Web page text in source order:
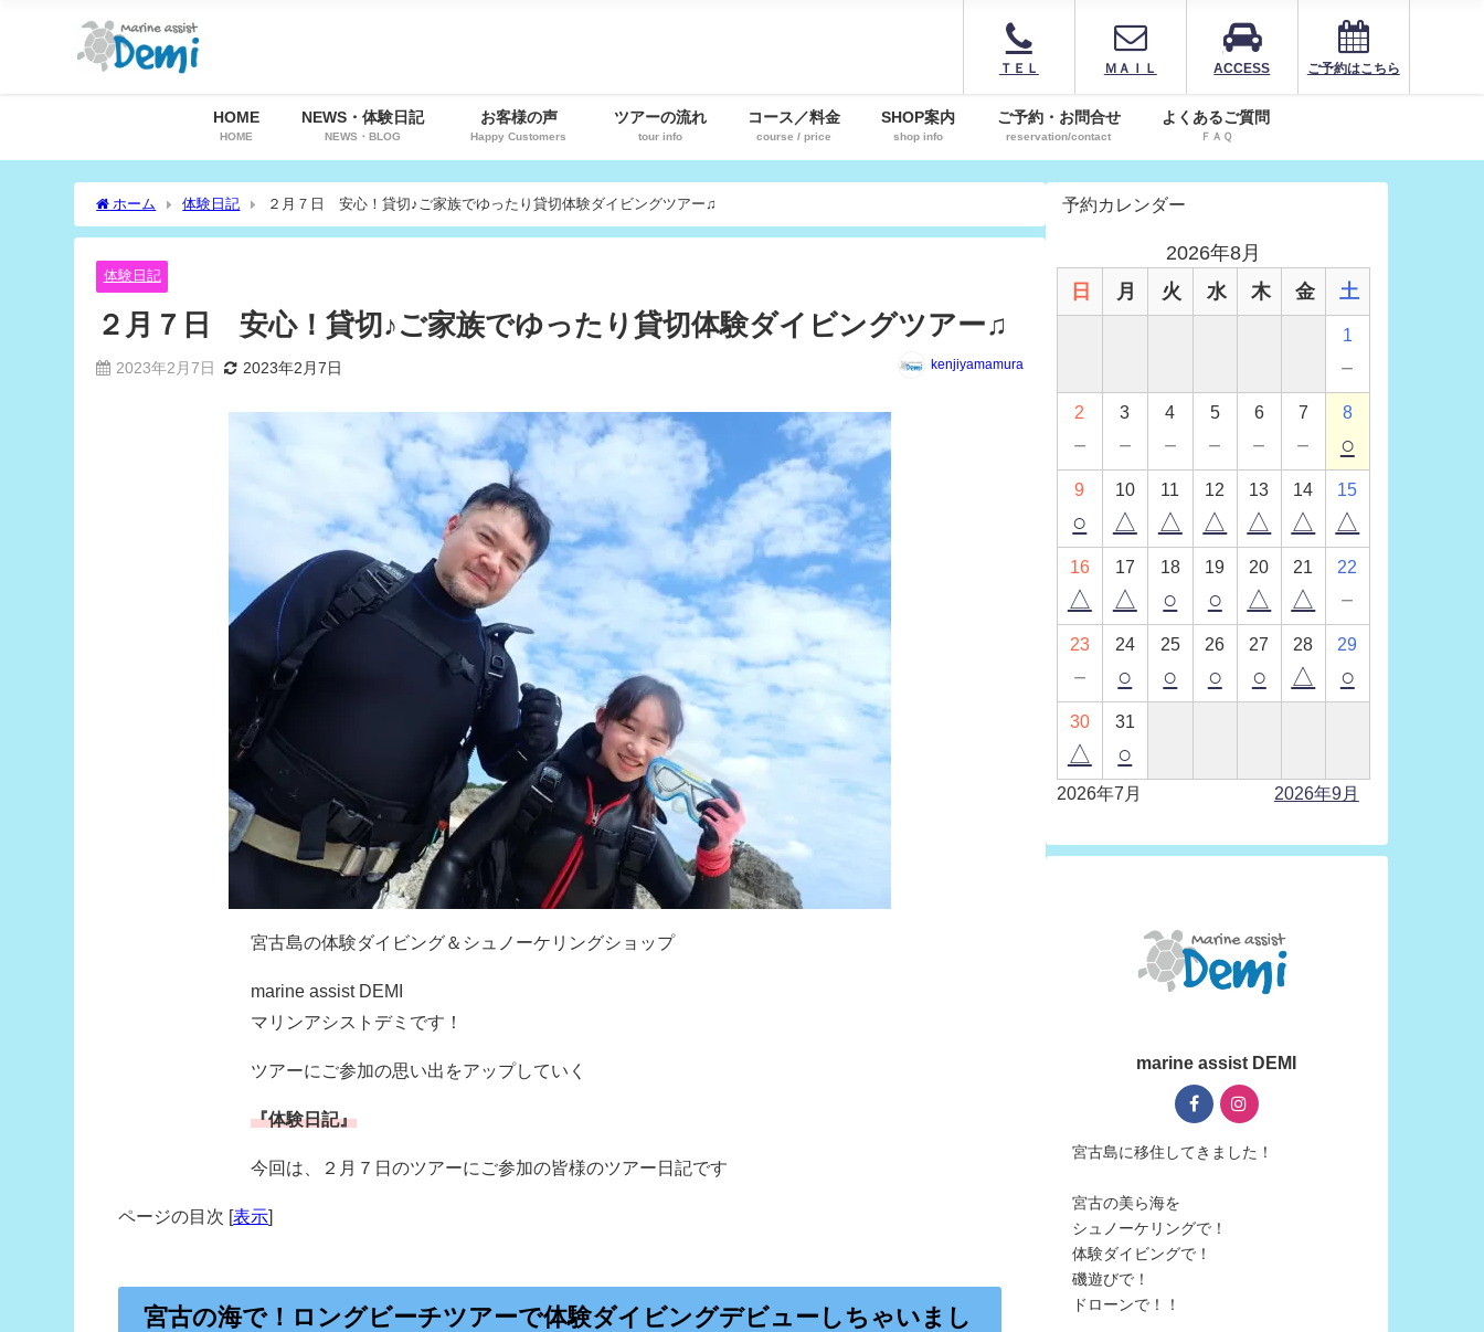
ＴＥＬ ＭＡＩＬ ACCESS ご予約はこちら
HOME
HOME
NEWS・体験日記
NEWS・BLOG
お客様の声
Happy Customers
ツアーの流れ
tour info
コース／料金
course / price
SHOP案内
shop info
ご予約・お問合せ
reservation/contact
よくあるご質問
ＦＡＱ
ホーム 体験日記 ２月７日 安心！貸切♪ご家族でゆったり貸切体験ダイビングツアー♫
体験日記
２月７日 安心！貸切♪ご家族でゆったり貸切体験ダイビングツアー♫
2023年2月7日 2023年2月7日 kenjiyamamura
宮古島の体験ダイビング＆シュノーケリングショップ
marine assist DEMI
マリンアシストデミです！
ツアーにご参加の思い出をアップしていく
『体験日記』
今回は、２月７日のツアーにご参加の皆様のツアー日記です
ページの目次 [表示]
宮古の海で！ロングビーチツアーで体験ダイビングデビューしちゃいまし
予約カレンダー
2026年8月
日
月 火 水 木 金 土
1
－
2
－
3
－
4
－
5
－
6
－
7
－
8
○
9
○
10
△
11
△
12
△
13
△
14
△
15
△
16
△
17
△
18
○
19
○
20
△
21
△
22
－
23
－
24
○
25
○
26
○
27
○
28
△
29
○
30
△
31
○
2026年7月 2026年9月
marine assist DEMI
宮古島に移住してきました！
宮古の美ら海を
シュノーケリングで！
体験ダイビングで！
磯遊びで！
ドローンで！！